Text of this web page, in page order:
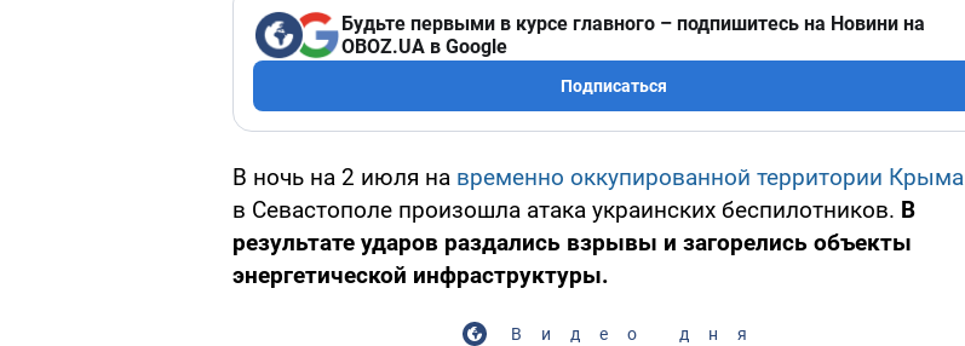
Будьте первыми в курсе главного – подпишитесь на Новини на
OBOZ.UA в Google
Подписаться
В ночь на 2 июля на временно оккупированной территории Крыма
в Севастополе произошла атака украинских беспилотников. В
результате ударов раздались взрывы и загорелись объекты
энергетической инфраструктуры.
Видео дня